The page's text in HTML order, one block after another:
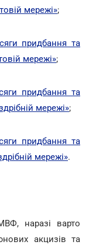
мережі»;
придбання та
мережі»;
придбання та
мережі»;
придбання та
мережі».
наразі варто
акцизів та